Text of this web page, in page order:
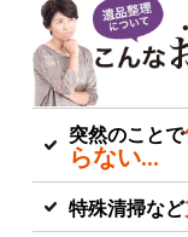
突然のことで
らない…
特殊清掃など